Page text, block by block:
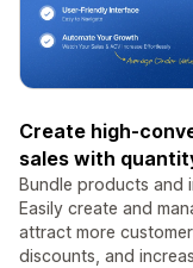
Create high-
sales with
Bundle products and
Easily create and
attract more
discounts, and